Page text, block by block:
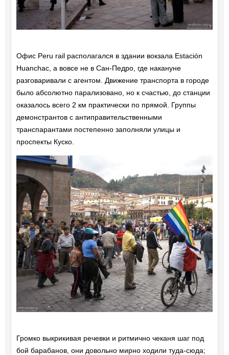
Офис Peru rail располагался в здании вокзала Estación
Huanchac, а вовсе не в Сан-Педро, где накануне
разговаривали с агентом. Движение транспорта в городе
было абсолютно парализовано, но к счастью, до станции
оказалось всего 2 км практически по прямой. Группы
демонстрантов с антиправительственными
транспарантами постепенно заполняли улицы и
проспекты Куско.
Громко выкрикивая речевки и ритмично чеканя шаг под
бой барабанов, они довольно мирно ходили туда-сюда;